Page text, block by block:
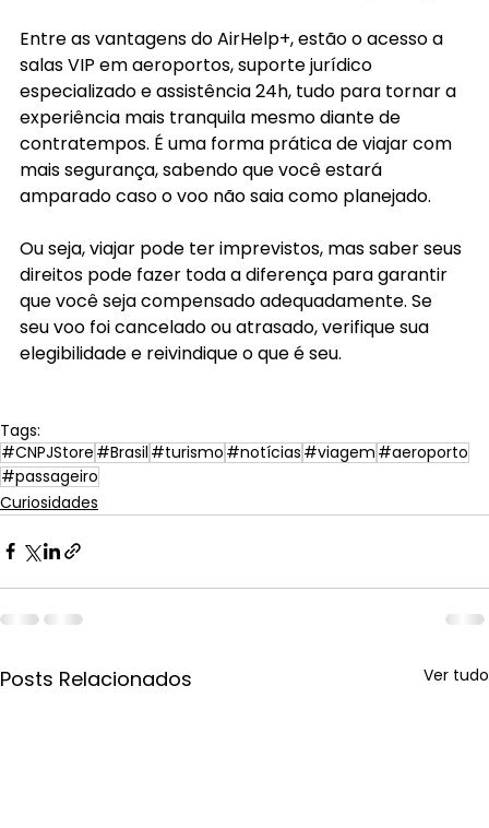
Entre as vantagens do AirHelp+, estão o acesso a
salas VIP em aeroportos, suporte jurídico
especializado e assistência 24h, tudo para tornar a
experiência mais tranquila mesmo diante de
contratempos. É uma forma prática de viajar com
mais segurança, sabendo que você estará
amparado caso o voo não saia como planejado.
Ou seja, viajar pode ter imprevistos, mas saber seus
direitos pode fazer toda a diferença para garantir
que você seja compensado adequadamente. Se
seu voo foi cancelado ou atrasado, verifique sua
elegibilidade e reivindique o que é seu.
Tags:
#CNPJStore #Brasil #turismo #notícias #viagem #aeroporto
#passageiro
Curiosidades
Posts Relacionados Ver tudo